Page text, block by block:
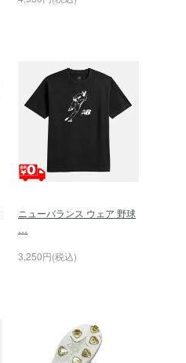
ニューバランス ウェア 野球
…
3,250円(税込)